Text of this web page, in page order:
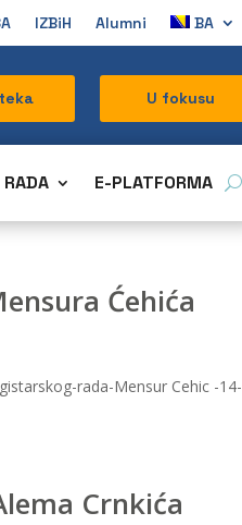
IZBiH Alumni BA
U fokusu
E-PLATFORMA
Ćehića
rada-Mensur Cehic -14-
Crnkića